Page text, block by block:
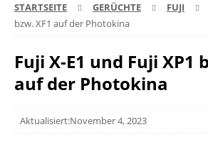
STARTSEITE GERÜCHTE FUJI
bzw. XF1 auf der Photokina
Fuji X-E1 und Fuji XP1
auf der Photokina
Aktualisiert:November 4, 2023